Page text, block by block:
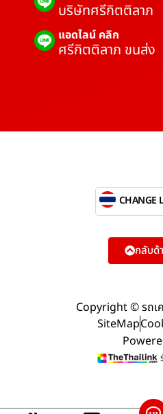
บริษัทศรีกิตติลาภ
แอดไลน์ คลิก
ศรีกิตติลาภ ขนส่ง
Copyright © รถเ
SiteMap
CHANGE
กลับด้